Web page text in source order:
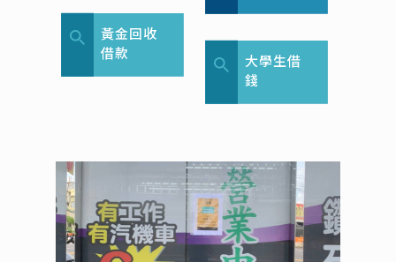
黃金回收
借款
大學生借
錢